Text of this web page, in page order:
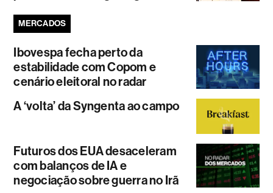
MERCADOS
Ibovespa fecha perto da
estabilidade com Copom e
cenário eleitoral no radar
A ‘volta’ da Syngenta ao campo
Futuros dos EUA desaceleram
com balanços de IA e
negociação sobre guerra no Irã